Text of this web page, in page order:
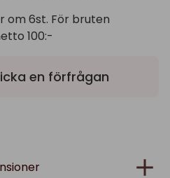
om 6st. För bruten
100:-
en förfrågan